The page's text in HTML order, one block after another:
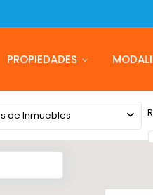
PROPIEDADES
de Inmuebles